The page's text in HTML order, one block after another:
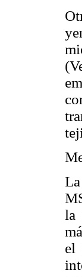
la
el